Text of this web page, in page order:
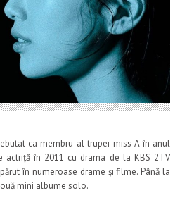
ca membru al trupei miss A în anul
actriță în 2011 cu drama de la KBS 2TV
în numeroase drame și filme. Până la
mini albume solo.